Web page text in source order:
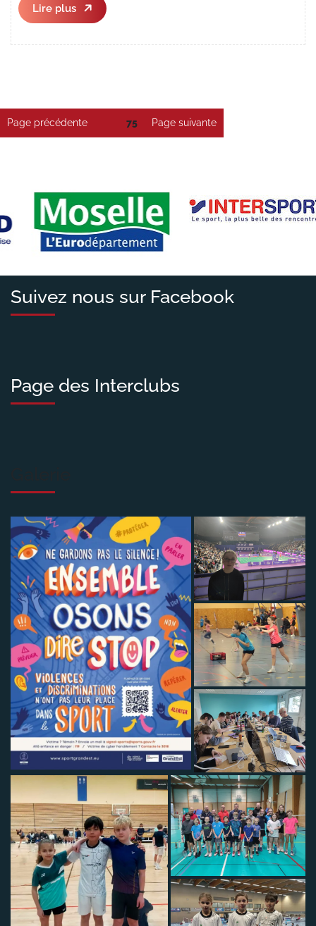
Lire plus
Lire
plus
Pagination
des
Page précédente Page75 Page suivante
Suivez nous sur Facebook
Page des Interclubs